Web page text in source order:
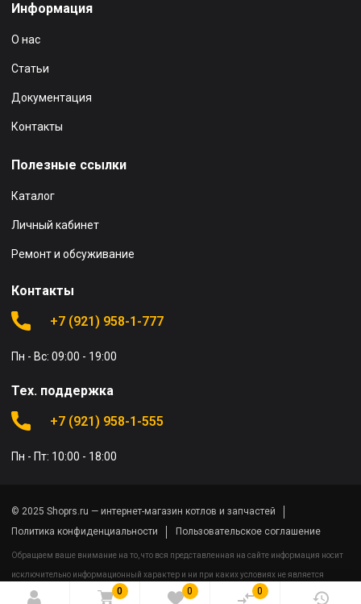
0 0 0
Информация
О нас
Статьи
Документация
Контакты
Полезные ссылки
Каталог
Личный кабинет
Ремонт и обсуживание
Контакты
+7 (921) 958-1-777
Пн - Вс: 09:00 - 19:00
Тех. поддержка
+7 (921) 958-1-555
Пн - Пт: 10:00 - 18:00
© 2025 Shoprs.ru — интернет-магазин котлов и запчастей
Политика конфиденциальности
Пользовательское соглашение
Обращаем ваше внимание на то, что вся представленная на сайте информация носит
исключительно информационный характер и ни при каких условиях не является
публичной офертой определяемой положениями Статьи 437(2) Гражданского кодекса